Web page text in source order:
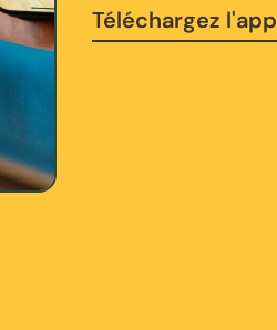
Téléchargez l'app